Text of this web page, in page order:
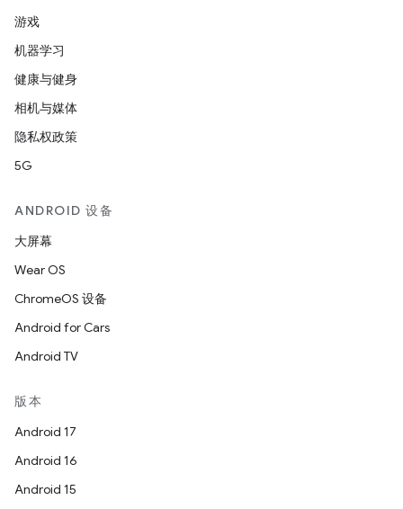
游戏
机器学习
健康与健身
相机与媒体
隐私权政策
5G
ANDROID 设备
大屏幕
Wear OS
ChromeOS 设备
Android for Cars
Android TV
版本
Android 17
Android 16
Android 15